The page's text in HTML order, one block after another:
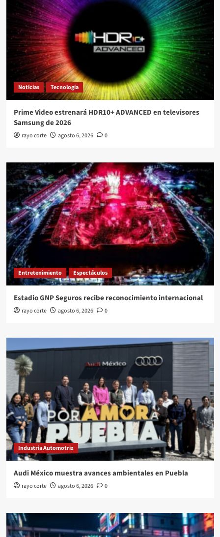
Noticias Tecnología
Prime Video estrenará HDR10+ ADVANCED en televisores
Samsung de 2026
rayo corte agosto 6, 2026 0
Entretenimiento Espectáculos
Estadio GNP Seguros recibe reconocimiento internacional
rayo corte agosto 6, 2026 0
Industria Automotriz
Audi México muestra avances ambientales en Puebla
rayo corte agosto 6, 2026 0